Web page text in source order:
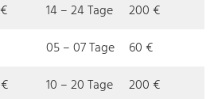
14 – 24 Tage
200 €
05 – 07 Tage
60 €
10 – 20 Tage 200 €